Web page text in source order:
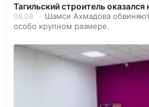
Тагильский строитель
06.08
Шамси Ахмадова
особо крупном размере.